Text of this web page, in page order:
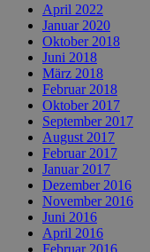
April 2022
Januar 2020
Oktober 2018
Juni 2018
März 2018
Februar 2018
Oktober 2017
September 2017
August 2017
Februar 2017
Januar 2017
Dezember 2016
November 2016
Juni 2016
April 2016
Februar 2016